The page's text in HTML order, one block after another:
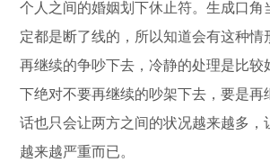
个人之间的婚姻划下休止符。生成口角
定都是断了线的，所以知道会有这种情
再继续的争吵下去，冷静的处理是比较
下绝对不要再继续的吵架下去，要是再
话也只会让两方之间的状况越来越多，
越来越严重而已。